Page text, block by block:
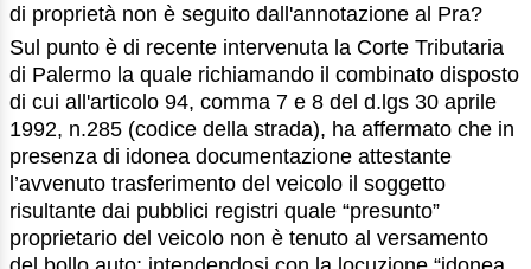
di proprietà non è seguito dall'annotazione al Pra?
Sul punto è di recente intervenuta la Corte Tributaria
di Palermo la quale richiamando il combinato disposto
di cui all'articolo 94, comma 7 e 8 del d.lgs 30 aprile
1992, n.285 (codice della strada), ha affermato che in
presenza di idonea documentazione attestante
l’avvenuto trasferimento del veicolo il soggetto
risultante dai pubblici registri quale “presunto”
proprietario del veicolo non è tenuto al versamento